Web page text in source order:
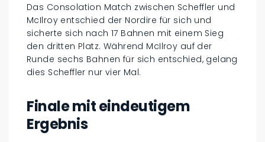
Das Consolation Match zwischen Scheffler und
McIlroy entschied der Nordire für sich und
sicherte sich nach 17 Bahnen mit einem Sieg
den dritten Platz. Während McIlroy auf der
Runde sechs Bahnen für sich entschied, gelang
dies Scheffler nur vier Mal.
Finale mit eindeutigem
Ergebnis